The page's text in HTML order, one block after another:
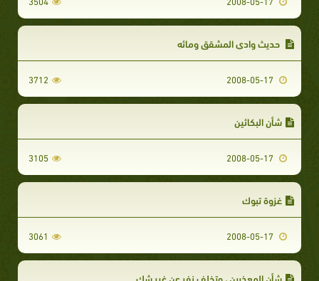
حديث وادي المشقق ومائه
3712
شأن البكائين
3105
غزوة تبوك
3061
شأن المعذرين ، وتخلف نفر عن غير شك